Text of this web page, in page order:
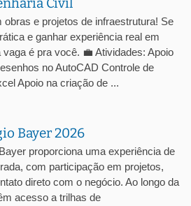
e projetos de infraestrutura! Se
e ganhar experiência real em
é pra você. 💼 Atividades: Apoio
no AutoCAD Controle de
Apoio na criação de ...
Bayer 2026
proporciona uma experiência de
com participação em projetos,
direto com o negócio. Ao longo da
acesso a trilhas de